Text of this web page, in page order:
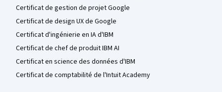
Certificat de gestion de projet Google
Certificat de design UX de Google
Certificat d'ingénierie en IA d'IBM
Certificat de chef de produit IBM AI
Certificat en science des données d'IBM
Certificat de comptabilité de l'Intuit Academy